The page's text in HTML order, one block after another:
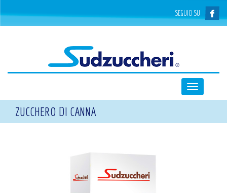
SEGUICI SU
Toggle
navigation
ZUCCHERO DI CANNA